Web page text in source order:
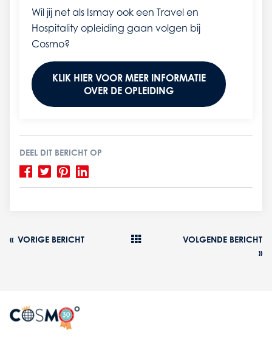
Wil jij net als Ismay ook een Travel en
Hospitality opleiding gaan volgen bij
Cosmo?
KLIK HIER VOOR MEER INFORMATIE
OVER DE OPLEIDING
DEEL DIT BERICHT OP
« VORIGE BERICHT
VOLGENDE BERICHT
»